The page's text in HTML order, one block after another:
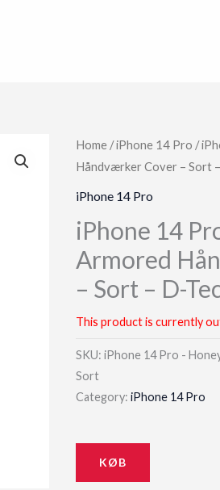
Home /iPhone 14 Pro /
Håndværker Cover – Sort
iPhone 14 Pro
iPhone 14
Armored
– Sort – D-
This product is currently
SKU:iPhone 14 Pro -
Sort
Category:iPhone 14 Pro
KØB